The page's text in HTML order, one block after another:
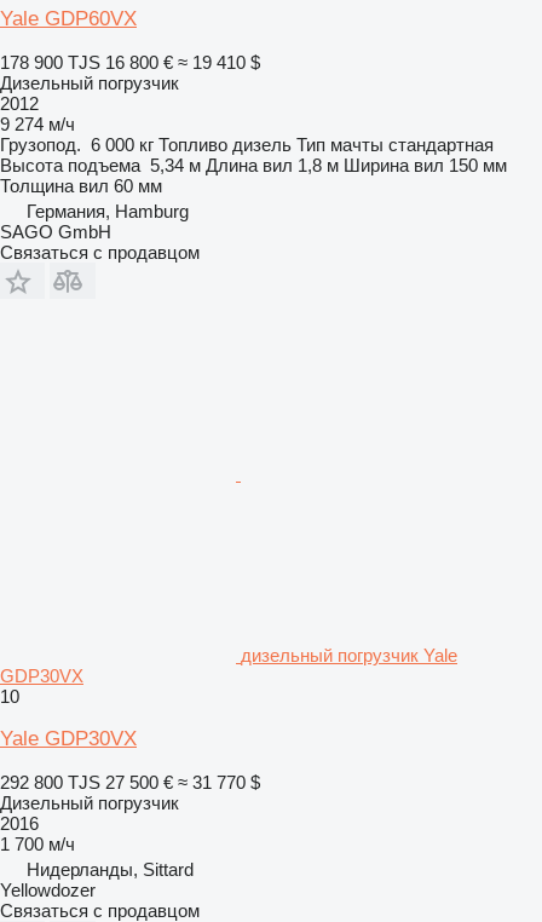
Yale GDP60VX
178 900 TJS 16 800 € ≈ 19 410 $
Дизельный погрузчик
2012
9 274 м/ч
Грузопод. 6 000 кг Топливо дизель Тип мачты стандартная
Высота подъема 5,34 м Длина вил 1,8 м Ширина вил 150 мм
Толщина вил 60 мм
Германия, Hamburg
SAGO GmbH
Связаться с продавцом
дизельный погрузчик Yale
GDP30VX
10
Yale GDP30VX
292 800 TJS 27 500 € ≈ 31 770 $
Дизельный погрузчик
2016
1 700 м/ч
Нидерланды, Sittard
Yellowdozer
Связаться с продавцом